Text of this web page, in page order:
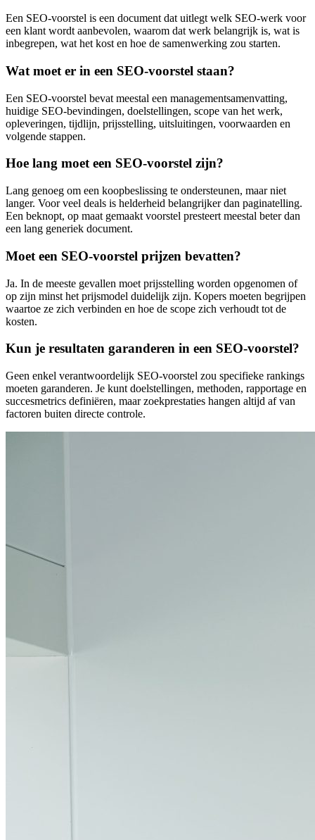
Een SEO-voorstel is een document dat uitlegt welk SEO-werk voor
een klant wordt aanbevolen, waarom dat werk belangrijk is, wat is
inbegrepen, wat het kost en hoe de samenwerking zou starten.
Wat moet er in een SEO-voorstel staan?
Een SEO-voorstel bevat meestal een managementsamenvatting,
huidige SEO-bevindingen, doelstellingen, scope van het werk,
opleveringen, tijdlijn, prijsstelling, uitsluitingen, voorwaarden en
volgende stappen.
Hoe lang moet een SEO-voorstel zijn?
Lang genoeg om een koopbeslissing te ondersteunen, maar niet
langer. Voor veel deals is helderheid belangrijker dan paginatelling.
Een beknopt, op maat gemaakt voorstel presteert meestal beter dan
een lang generiek document.
Moet een SEO-voorstel prijzen bevatten?
Ja. In de meeste gevallen moet prijsstelling worden opgenomen of
op zijn minst het prijsmodel duidelijk zijn. Kopers moeten begrijpen
waartoe ze zich verbinden en hoe de scope zich verhoudt tot de
kosten.
Kun je resultaten garanderen in een SEO-voorstel?
Geen enkel verantwoordelijk SEO-voorstel zou specifieke rankings
moeten garanderen. Je kunt doelstellingen, methoden, rapportage en
succesmetrics definiëren, maar zoekprestaties hangen altijd af van
factoren buiten directe controle.